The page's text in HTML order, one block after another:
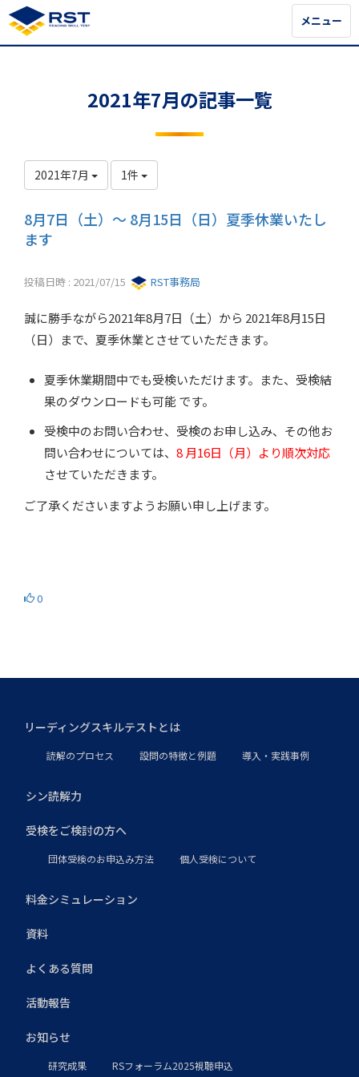
メニュー
メニュー
2021年7月の記事一覧
2021年7月 1件
8月7日（土）～ 8月15日（日）夏季休業いたし
ます
投稿日時 : 2021/07/15 RST事務局
誠に勝手ながら2021年8月7日（土）から 2021年8月15日
（日）まで、夏季休業とさせていただきます。
夏季休業期間中でも受検いただけます。また、受検結
果のダウンロードも可能 です。
受検中のお問い合わせ、受検のお申し込み、その他お
問い合わせについては、 8 月16日（月）より順次対応
させていただきます。
ご了承くださいますようお願い申し上げます。
0
リーディングスキルテストとは
読解のプロセス 設問の特徴と例題 導入・実践事例
シン読解力
受検をご検討の方へ
団体受検のお申込み方法 個人受検について
料金シミュレーション
資料
よくある質問
活動報告
お知らせ
研究成果 RSフォーラム2025視聴申込